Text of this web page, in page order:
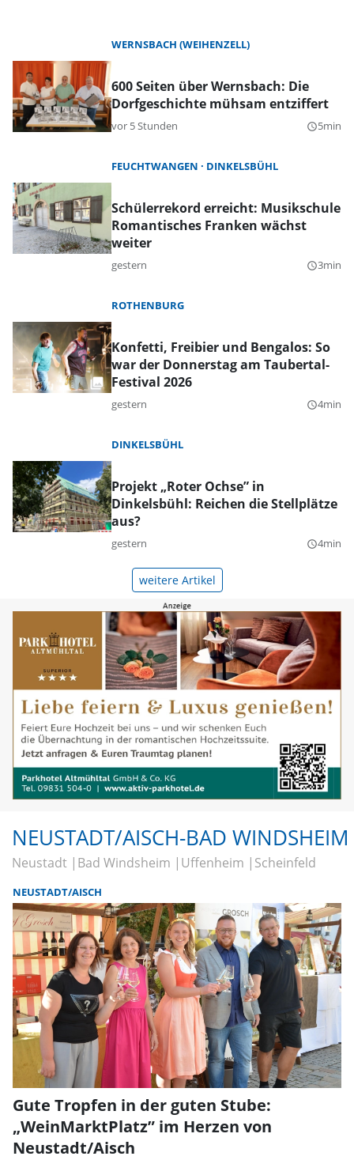
WERNSBACH (WEIHENZELL)
600 Seiten über Wernsbach: Die
Dorfgeschichte mühsam entziffert
vor 5 Stunden query_builder5min
FEUCHTWANGEN DINKELSBÜHL
Schülerrekord erreicht: Musikschule
Romantisches Franken wächst
weiter
gestern query_builder3min
ROTHENBURG
Konfetti, Freibier und Bengalos: So
war der Donnerstag am Taubertal-
Festival 2026
gestern query_builder4min
DINKELSBÜHL
Projekt „Roter Ochse” in
Dinkelsbühl: Reichen die Stellplätze
aus?
gestern query_builder4min
weitere Artikel
NEUSTADT/AISCH-BAD WINDSHEIM
Neustadt Bad Windsheim Uffenheim Scheinfeld
NEUSTADT/AISCH
Gute Tropfen in der guten Stube:
„WeinMarktPlatz” im Herzen von
Neustadt/Aisch